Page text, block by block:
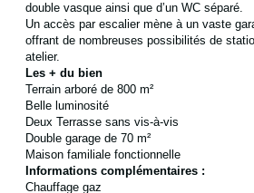
double vasque ainsi que d’un WC séparé.
Un accès par escalier mène à un vaste
offrant de nombreuses possibilités de
atelier.
Les + du bien
Terrain arboré de 800 m²
Belle luminosité
Deux Terrasse sans vis-à-vis
Double garage de 70 m²
Maison familiale fonctionnelle
Informations complémentaires :
Chauffage gaz